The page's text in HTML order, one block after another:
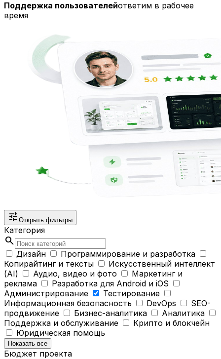
Поддержка пользователейответим в рабочее
время
tune Открыть фильтры
Категория
search
Дизайн
Программирование и разработка
Копирайтинг и тексты
Искусственный интеллект
(AI)
Аудио, видео и фото
Маркетинг и
реклама
Разработка для Android и iOS
Администрирование
Тестирование
Информационная безопасность
DevOps
SEO-
продвижение
Бизнес-аналитика
Аналитика
Поддержка и обслуживание
Крипто и блокчейн
Юридическая помощь
Показать все
Бюджет проекта